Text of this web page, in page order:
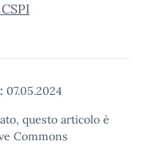
07.05.2024
questo articolo è
Commons